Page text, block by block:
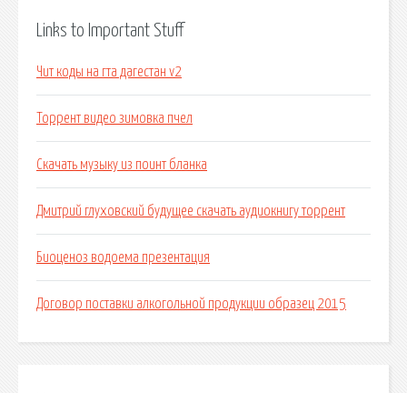
Links to Important Stuff
Чит коды на гта дагестан v2
Торрент видео зимовка пчел
Скачать музыку из поинт бланка
Дмитрий глуховский будущее скачать аудиокнигу торрент
Биоценоз водоема презентация
Договор поставки алкогольной продукции образец 2015